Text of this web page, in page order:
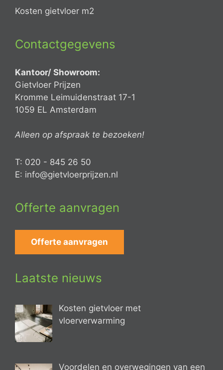
Kosten gietvloer m2
Contactgegevens
Kantoor/ Showroom:
Gietvloer Prijzen
Kromme Leimuidenstraat 17-1
1059 EL Amsterdam
Alleen op afspraak te bezoeken!
T: 020 - 845 26 50
E: info@gietvloerprijzen.nl
Offerte aanvragen
Offerte aanvragen
Laatste nieuws
Kosten gietvloer met
vloerverwarming
Voordelen en overwegingen van een